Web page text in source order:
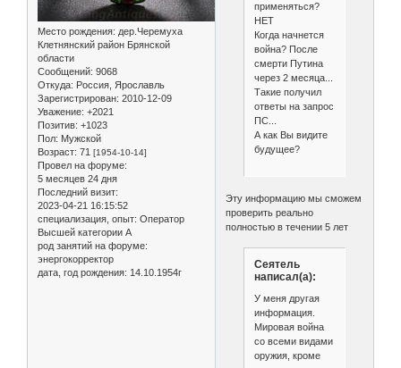
Место рождения: дер.Черемуха
Клетнянский район Брянской
области
Сообщений: 9068
Откуда: Россия, Ярославль
Зарегистрирован: 2010-12-09
Уважение: +2021
Позитив: +1023
Пол: Мужской
Возраст: 71 [1954-10-14]
Провел на форуме:
5 месяцев 24 дня
Последний визит:
2023-04-21 16:15:52
специализация, опыт: Оператор
Высшей категории А
род занятий на форуме:
энергокорректор
дата, год рождения: 14.10.1954г
применяться?
НЕТ
Когда начнется
война? После
смерти Путина
через 2 месяца...
Такие получил
ответы на запрос
ПС...
А как Вы видите
будущее?
Эту информацию мы сможем
проверить реально
полностью в течении 5 лет
Сеятель
написал(а):
У меня другая
информация.
Мировая война
со всеми видами
оружия, кроме